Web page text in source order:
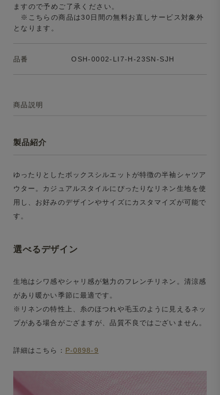
ますので予めご了承ください。
※こちらの商品は30日間の無料お直しサービス対象外
となります。
品番 OSH-0002-LI7-H-23SN-SJH
商品説明
製品紹介
ゆったりとしたボックスシルエットが特徴の半袖シャツア
ウター。カジュアルスタイルにぴったりなリネン生地を使
用し、お好みのデザインやサイズにカスタマイズが可能で
す。
選べるデザイン
生地はシワ感やシャリ感が魅力のフレンチリネン。清涼感
があり暖かい季節に最適です。
※リネンの特性上、糸のほつれや毛玉のように見えるネッ
プがある場合がござますが、品質不良ではございません。
詳細はこちら： P-0898-9